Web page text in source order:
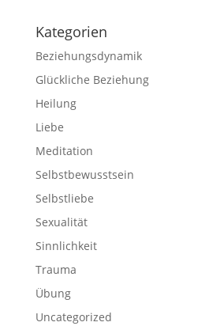
Kategorien
Beziehungsdynamik
Glückliche Beziehung
Heilung
Liebe
Meditation
Selbstbewusstsein
Selbstliebe
Sexualität
Sinnlichkeit
Trauma
Übung
Uncategorized